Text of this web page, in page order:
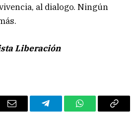
al dialogo. Ningún
Liberación
Email TelegramWhatsAppCopy